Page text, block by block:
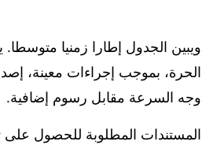
ويبين الجدول إطارا زمنيا
الحرة، بموجب إجراءات معينة،
وجه السرعة مقابل رسوم إضافية.
المستندات المطلوبة للحصول على